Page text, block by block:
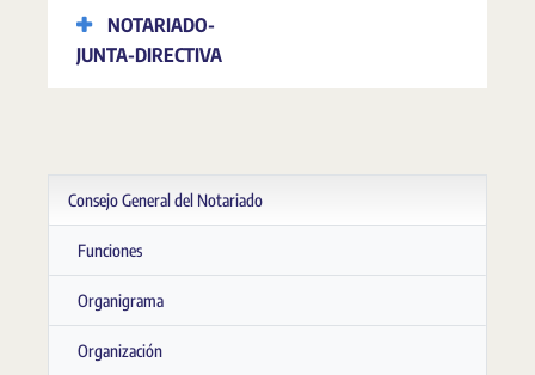
NOTARIADO-
JUNTA-DIRECTIVA
Consejo General del Notariado
Funciones
Organigrama
Organización